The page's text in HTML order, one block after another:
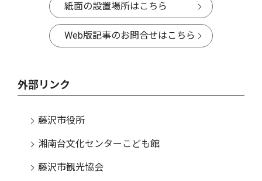
紙面の設置場所はこちら
Web版記事のお問合せはこちら
外部リンク
藤沢市役所
湘南台文化センターこども館
藤沢市観光協会